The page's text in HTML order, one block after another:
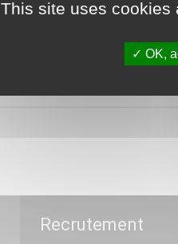
d’implantation
du centre de droit JuriSanté du
Recrutement
This site uses cookies
OK,